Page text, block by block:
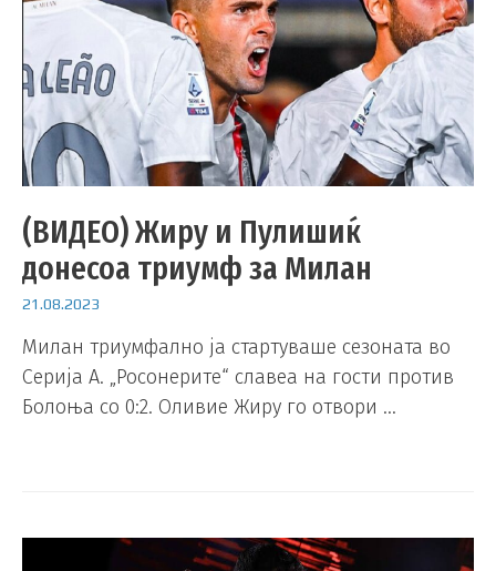
(ВИДЕО) Жиру и Пулишиќ
донесоа триумф за Милан
21.08.2023
Милан триумфално ја стартуваше сезоната во
Серија А. „Росонерите“ славеа на гости против
Болоња со 0:2. Оливие Жиру го отвори …